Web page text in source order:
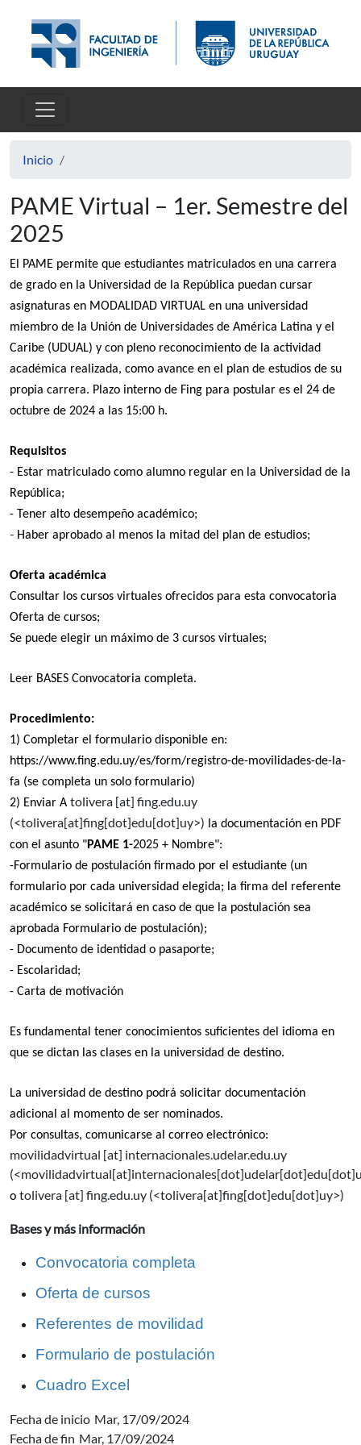
Inicio
PAME Virtual – 1er. Semestre del
2025
El PAME permite que estudiantes matriculados en una carrera
de grado en la Universidad de la República puedan cursar
asignaturas en MODALIDAD VIRTUAL en una universidad
miembro de la Unión de Universidades de América Latina y el
Caribe (UDUAL) y con pleno reconocimiento de la actividad
académica realizada, como avance en el plan de estudios de su
propia carrera. Plazo interno de Fing para postular es el 24 de
octubre de 2024 a las 15:00 h.
Requisitos
- Estar matriculado como alumno regular en la Universidad de la
República;
- Tener alto desempeño académico;
- Haber aprobado al menos la mitad del plan de estudios;
Oferta académica
Consultar los cursos virtuales ofrecidos para esta convocatoria
Oferta de cursos;
Se puede elegir un máximo de 3 cursos virtuales;
Leer BASES Convocatoria completa.
Procedimiento:
1) Completar el formulario disponible en:
https://www.fing.edu.uy/es/form/registro-de-movilidades-de-la-
fa (se completa un solo formulario)
2) Enviar A tolivera [at] fing.edu.uy
(<tolivera[at]fing[dot]edu[dot]uy>) la documentación en PDF
con el asunto "PAME 1-2025 + Nombre":
-Formulario de postulación firmado por el estudiante (un
formulario por cada universidad elegida; la firma del referente
académico se solicitará en caso de que la postulación sea
aprobada Formulario de postulación);
- Documento de identidad o pasaporte;
- Escolaridad;
- Carta de motivación
Es fundamental tener conocimientos suficientes del idioma en
que se dictan las clases en la universidad de destino.
La universidad de destino podrá solicitar documentación
adicional al momento de ser nominados.
Por consultas, comunicarse al correo electrónico:
movilidadvirtual [at] internacionales.udelar.edu.uy
o tolivera [at] fing.edu.uy (<tolivera[at]fing[dot]edu[dot]uy>)
Bases y más información
Convocatoria completa
Oferta de cursos
Referentes de movilidad
Formulario de postulación
Cuadro Excel
Fecha de inicio Mar, 17/09/2024
Fecha de fin Mar, 17/09/2024